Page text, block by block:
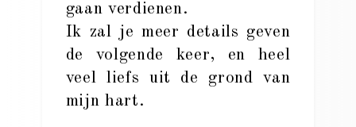
gaan verdienen.
Ik zal je meer details geven
de volgende keer, en heel
veel liefs uit de grond van
mijn hart.